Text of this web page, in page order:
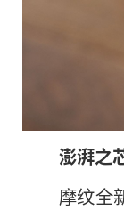
澎湃之
摩纹全